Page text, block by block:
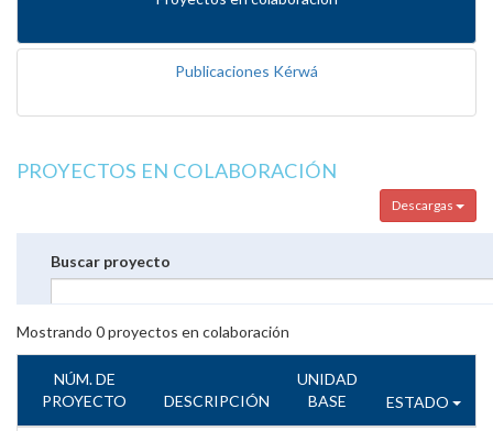
Publicaciones Kérwá
PROYECTOS EN COLABORACIÓN
Descargas
Buscar proyecto
Mostrando 0proyectos en colaboración
NÚM. DE
PROYECTO
DESCRIPCIÓN
UNIDAD
BASE
ESTADO